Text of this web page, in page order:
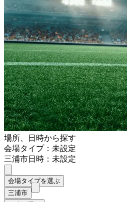
場所、日時から探す
会場タイプ：未設定
三浦市日時：未設定
会場タイプを選ぶ
三浦市